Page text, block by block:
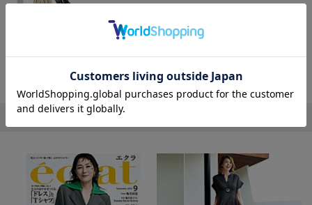
ニュースをもっと見る
エクラ おすすめ特集